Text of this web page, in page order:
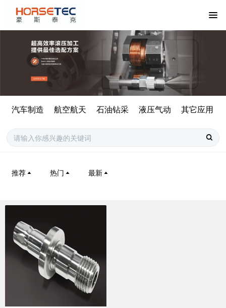
汽车制造 航空航天 石油钻采 液压气动 其它应用
推荐 热门 最新